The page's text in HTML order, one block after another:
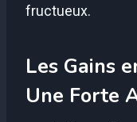
fructueux.
Les Gains
Une Forte